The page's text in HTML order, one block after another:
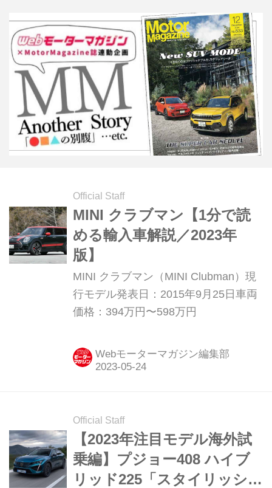
Official Staff
MINI クラブマン【1分で読
める輸入車解説／2023年
版】
MINI クラブマン（MINI Clubman）現
行モデル発表日：2015年9月25日車両
価格：394万円〜598万円
Webモーターマガジン編集部
Official Staff
【2023年注目モデル海外試
乗編】プジョー408 ハイブ
リッド225「スタイリッシ